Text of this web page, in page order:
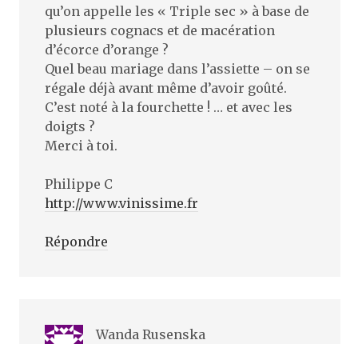
qu’on appelle les « Triple sec » à base de
plusieurs cognacs et de macération
d’écorce d’orange ?
Quel beau mariage dans l’assiette – on se
régale déjà avant même d’avoir goûté.
C’est noté à la fourchette ! … et avec les
doigts ?
Merci à toi.
Philippe C
http://www.vinissime.fr
Répondre
Wanda Rusenska